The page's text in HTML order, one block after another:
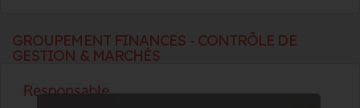
GROUPEMENT FINANCES - CONTRÔLE DE
GESTION & MARCHÉS